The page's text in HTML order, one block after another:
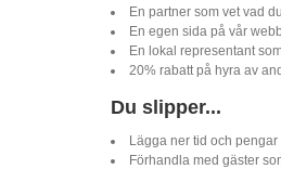
En partner som vet vad
En egen sida på vår
En lokal representant
20% rabatt på hyra av
Du slipper...
Lägga ner tid och
Förhandla med gäster